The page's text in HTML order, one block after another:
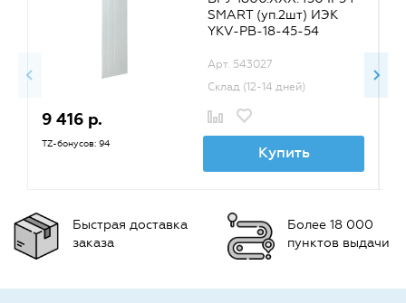
SMART (уп.2шт) ИЭК
YKV-PB-18-45-54
Арт. 543027
Склад (12-14 дней)
9 416 р.
TZ-бонусов: 94 Купить
Быстрая доставка
заказа
Более 18 000
пунктов выдачи